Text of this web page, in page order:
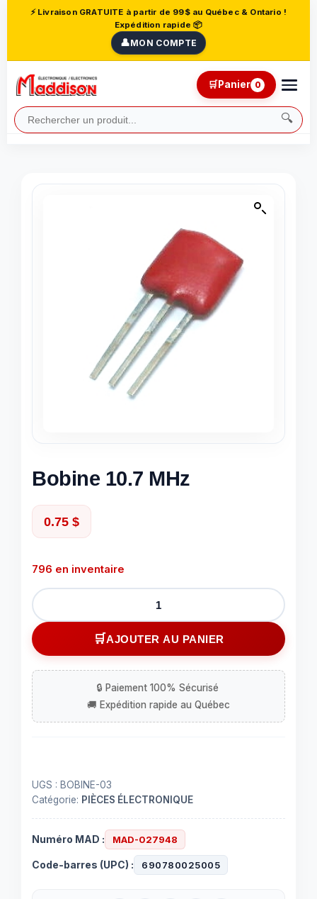
⚡ Livraison GRATUITE à partir de 99$ au Québec & Ontario !
Expédition rapide 📦
👤MON COMPTE
🔍
🛒Panier 0
Bobine 10.7 MHz
0.75 $
796 en inventaire
quantité
de
Bobine
10.7
MHz
AJOUTER AU PANIER
UGS : BOBINE-03
Catégorie: PIÈCES ÉLECTRONIQUE
Numéro MAD : MAD-027948
Code-barres (UPC) : 690780025005